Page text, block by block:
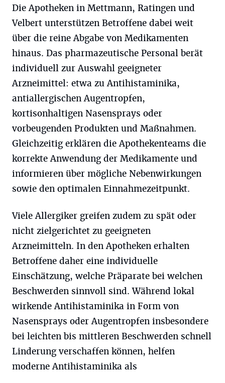
Die Apotheken in Mettmann, Ratingen und
Velbert unterstützen Betroffene dabei weit
über die reine Abgabe von Medikamenten
hinaus. Das pharmazeutische Personal berät
individuell zur Auswahl geeigneter
Arzneimittel: etwa zu Antihistaminika,
antiallergischen Augentropfen,
kortisonhaltigen Nasensprays oder
vorbeugenden Produkten und Maßnahmen.
Gleichzeitig erklären die Apothekenteams die
korrekte Anwendung der Medikamente und
informieren über mögliche Nebenwirkungen
sowie den optimalen Einnahmezeitpunkt.
Viele Allergiker greifen zudem zu spät oder
nicht zielgerichtet zu geeigneten
Arzneimitteln. In den Apotheken erhalten
Betroffene daher eine individuelle
Einschätzung, welche Präparate bei welchen
Beschwerden sinnvoll sind. Während lokal
wirkende Antihistaminika in Form von
Nasensprays oder Augentropfen insbesondere
bei leichten bis mittleren Beschwerden schnell
Linderung verschaffen können, helfen
moderne Antihistaminika als